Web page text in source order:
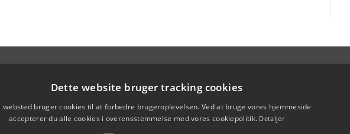
Dette website bruger tracking cookies
websted bruger cookies til at forbedre brugeroplevelsen. Ved at bruge vores hjemmeside
accepterer du alle cookies i overensstemmelse med vores cookiepolitik. Detaljer